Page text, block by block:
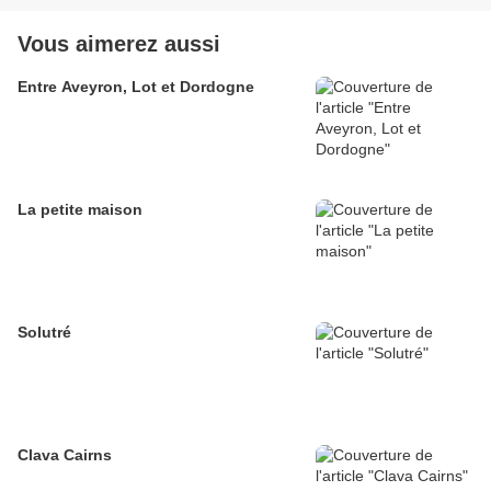
Vous aimerez aussi
Entre Aveyron, Lot et Dordogne
La petite maison
Solutré
Clava Cairns